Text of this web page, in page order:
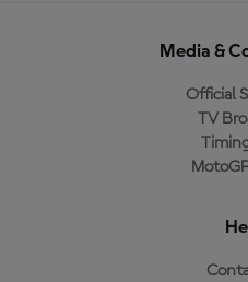
Media &
Official
TV